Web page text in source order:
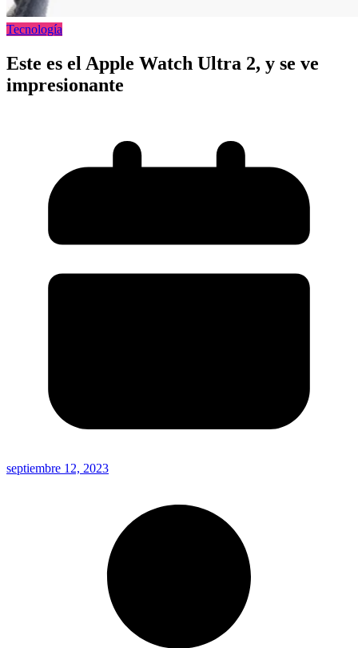
Tecnología
Este es el Apple Watch Ultra 2, y se ve
impresionante
septiembre 12, 2023